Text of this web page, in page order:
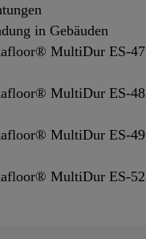
in Gebäuden
MultiDur ES-47
MultiDur ES-48
MultiDur ES-49
MultiDur ES-52